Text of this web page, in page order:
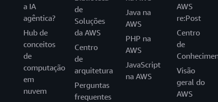
a IA
agêntica?
Hub de
conceitos
de
computação
em
nuvem
de
Soluções
da AWS
Centro
de
arquitetura
Perguntas
frequentes
Java na
AWS
PHP na
AWS
JavaScript
na AWS
AWS
re:Post
Centro
de
Visão
geral do
AWS